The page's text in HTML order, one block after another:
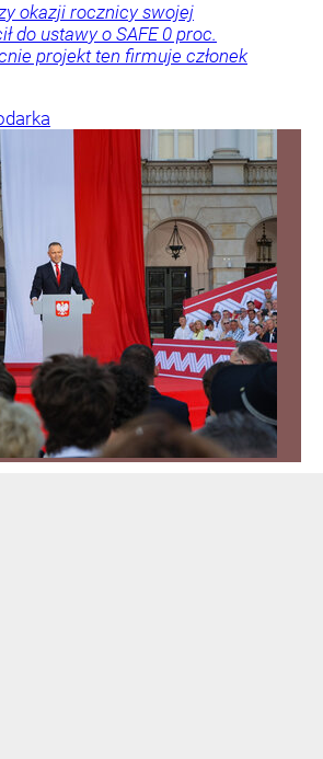
okazji rocznicy swojej
do ustawy o SAFE 0 proc.
projekt ten firmuje członek